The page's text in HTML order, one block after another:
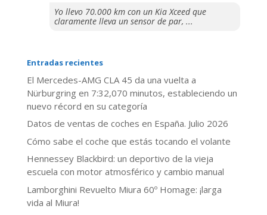
Yo llevo 70.000 km con un Kia Xceed que
claramente lleva un sensor de par, ...
Entradas recientes
El Mercedes-AMG CLA 45 da una vuelta a
Nürburgring en 7:32,070 minutos, estableciendo un
nuevo récord en su categoría
Datos de ventas de coches en España. Julio 2026
​Cómo sabe el coche que estás tocando el volante
Hennessey Blackbird: un deportivo de la vieja
escuela con motor atmosférico y cambio manual
Lamborghini Revuelto Miura 60º Homage: ¡larga
vida al Miura!